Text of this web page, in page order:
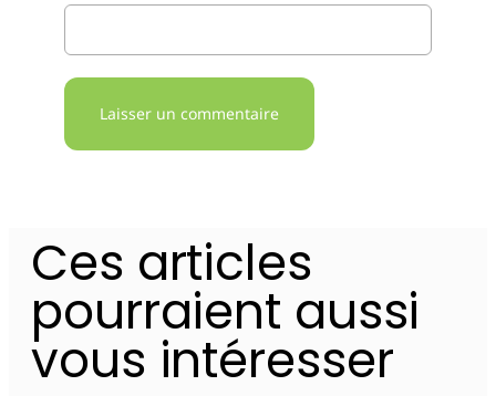
Ces articles
pourraient aussi
vous intéresser